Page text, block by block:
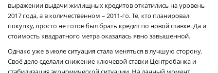
выражении выдачи жилищных кредитов откатились на уровень
2017 года, а в количественном – 2011‑го. Те, кто планировал
покупку, просто не готов был брать кредит по новой ставке. Да и
стоимость квадратного метра оказалась явно завышенной.
Однако уже в июле ситуация стала меняться в лучшую сторону.
Своё дело сделали снижение ключевой ставки Центробанка и